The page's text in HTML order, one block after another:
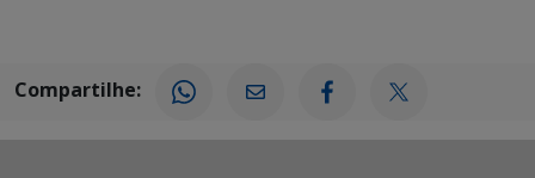
Compartilhe: